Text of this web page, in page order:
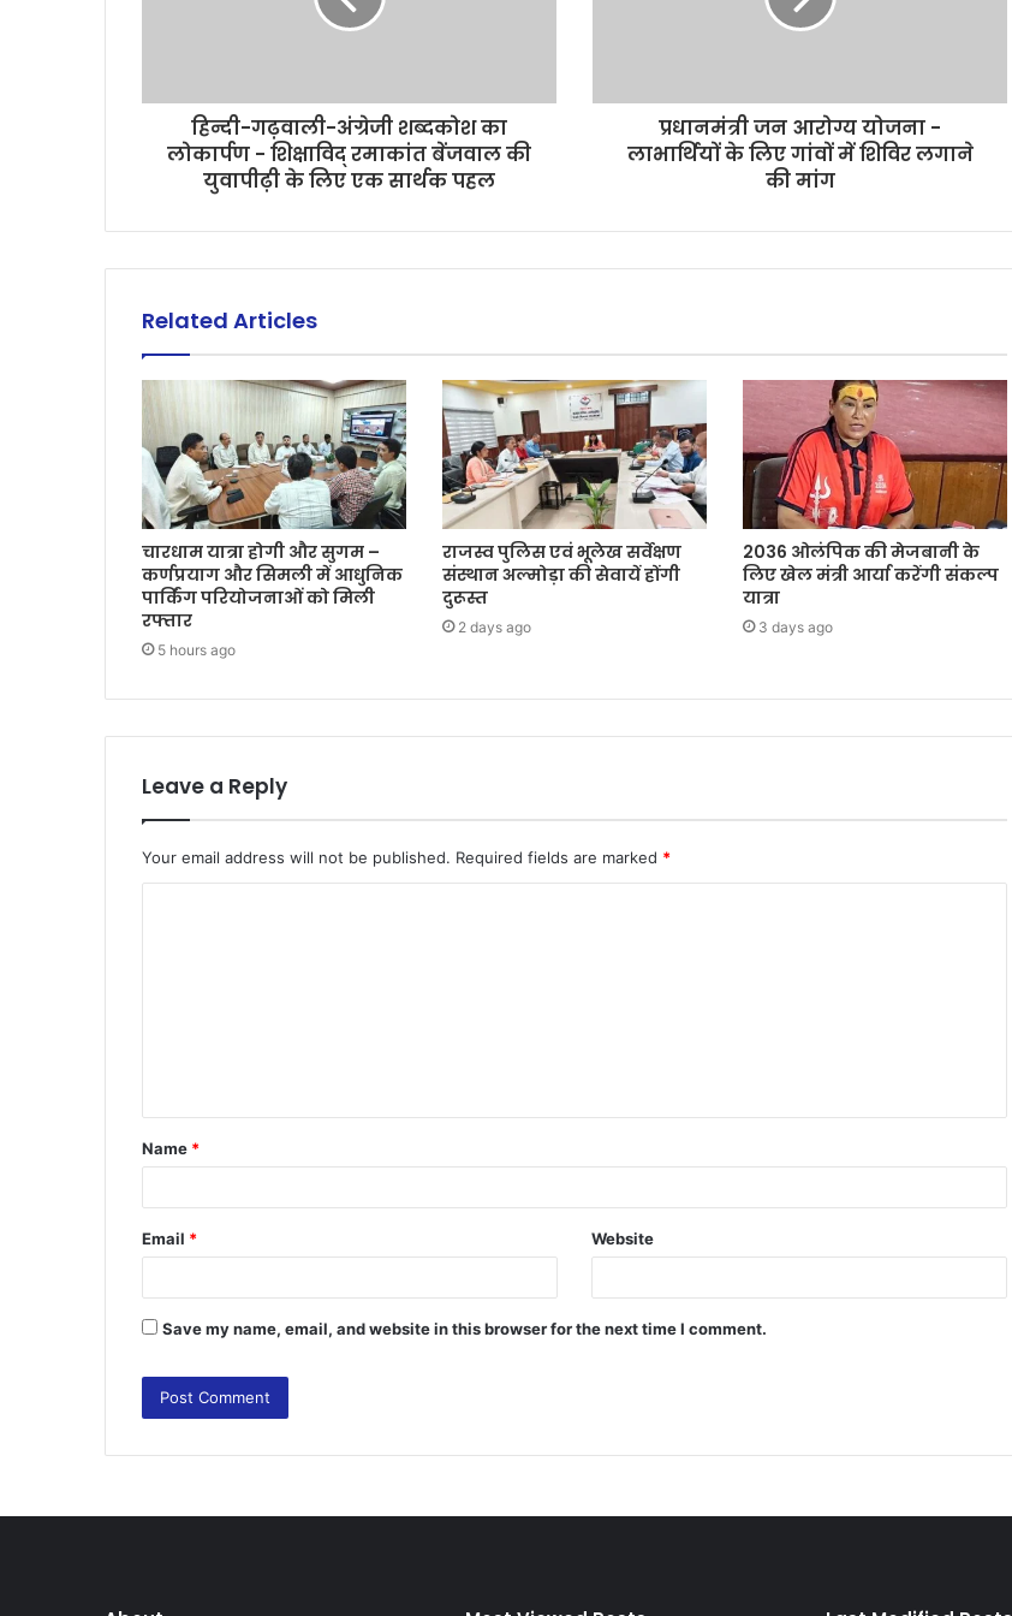
हिन्दी-गढ़वाली-अंग्रेजी शब्दकोश का
लोकार्पण - शिक्षाविद् रमाकांत बेंजवाल की
युवापीढ़ी के लिए एक सार्थक पहल
प्रधानमंत्री जन आरोग्य योजना -
लाभार्थियों के लिए गांवों में शिविर लगाने
की मांग
Related Articles
चारधाम यात्रा होगी और सुगम –
कर्णप्रयाग और सिमली में आधुनिक
पार्किंग परियोजनाओं को मिली
रफ्तार
5 hours ago
राजस्व पुलिस एवं भूलेख सर्वेक्षण
संस्थान अल्मोड़ा की सेवायें होंगी
दुरूस्त
2 days ago
2036 ओलंपिक की मेजबानी के
लिए खेल मंत्री आर्या करेंगी संकल्प
यात्रा
3 days ago
Leave a Reply
Your email address will not be published. Required fields are marked *
t
*
Name *
Email * Website
Save my name, email, and website in this browser for the next time I comment.